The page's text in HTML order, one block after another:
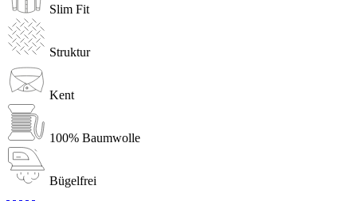
Slim Fit
Struktur
Kent
100% Baumwolle
Bügelfrei